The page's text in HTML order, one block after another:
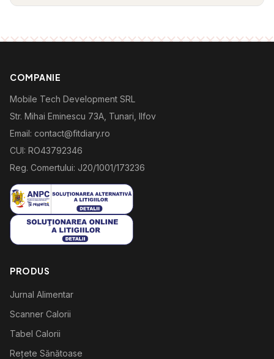
COMPANIE
Mobile Tech Development SRL
Str. Mihai Eminescu 73A, Tunari, Ilfov
Email: contact@fitdiary.ro
CUI: RO43792346
Reg. Comertului: J20/1001/173236
PRODUS
Jurnal Alimentar
Scanner Calorii
Tabel Calorii
Rețete Sănătoase